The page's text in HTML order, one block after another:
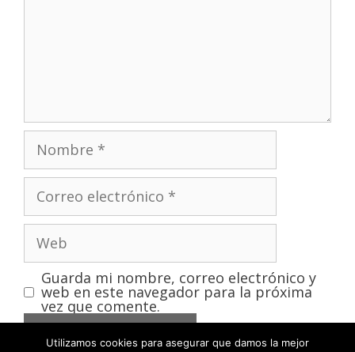
Guarda mi nombre, correo electrónico y
web en este navegador para la próxima
vez que comente.
Utilizamos cookies para asegurar que damos la mejor